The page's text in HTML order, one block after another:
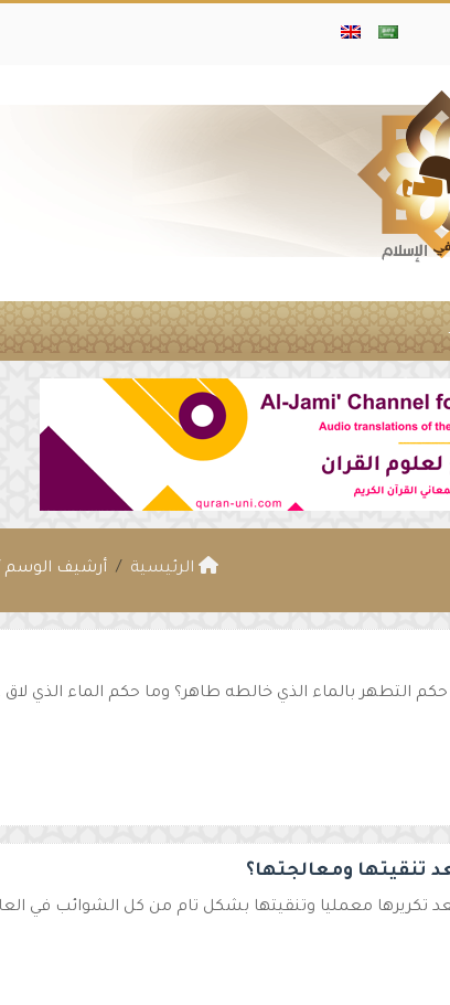
الرئيسية أرشيف الوسم
التطهر بالماء الذي خالطه طاهر؟ وما حكم الماء الذي لاق
تنقيتها ومعالجتها؟
معمليا وتنقيتها بشكل تام من كل الشوائب في